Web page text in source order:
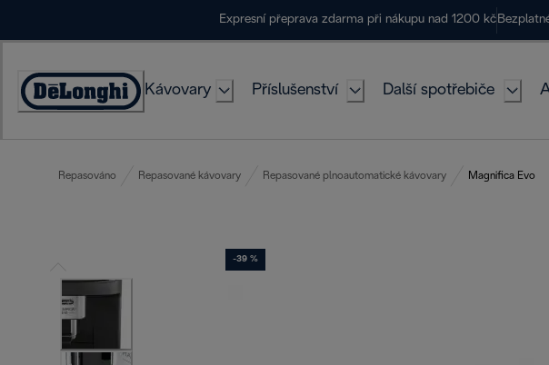
Expresní přeprava zdarma při nákupu nad 1200 kč
Accessibility
Kávovary Příslušenství Další spotřebiče
Repasováno Repasované kávovary Repasované plnoautomatické kávovary Magnifica Evo
-39 %